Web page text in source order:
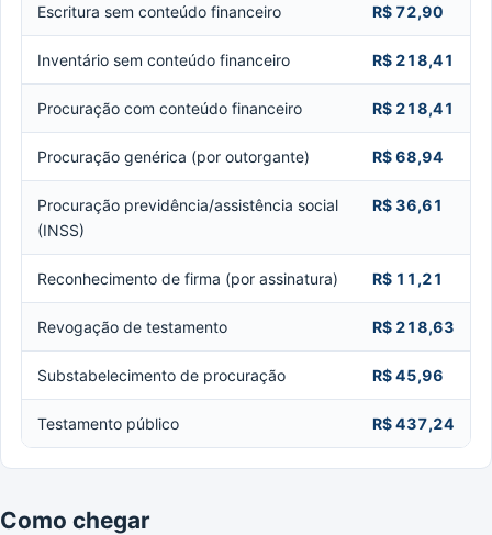
Escritura sem conteúdo financeiro R$ 72,90
Inventário sem conteúdo financeiro R$ 218,41
Procuração com conteúdo financeiro R$ 218,41
Procuração genérica (por outorgante) R$ 68,94
Procuração previdência/assistência social
(INSS)
R$ 36,61
Reconhecimento de firma (por assinatura) R$ 11,21
Revogação de testamento R$ 218,63
Substabelecimento de procuração R$ 45,96
Testamento público R$ 437,24
Como chegar